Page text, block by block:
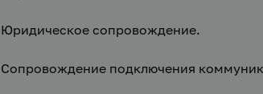
Юридическое сопровождение.
Сопровождение подключения